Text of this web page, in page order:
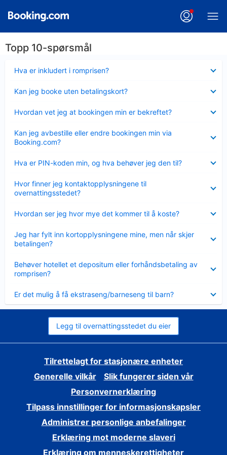
Topp 10-spørsmål
Hva er inkludert i romprisen?
mindre
Kan jeg booke uten betalingskort?
mindre
Hvordan vet jeg at bookingen min er bekreftet?
mindre
Kan jeg avbestille eller endre bookingen min via
Booking.com?
mindre
Hva er PIN-koden min, og hva behøver jeg den til?
mindre
Hvor finner jeg kontaktopplysningene til
overnattingsstedet?
mindre
Hvordan ser jeg hvor mye det kommer til å koste?
mindre
Jeg har fylt inn kortopplysningene mine, men når skjer
betalingen?
mindre
Behøver hotellet et depositum eller forhåndsbetaling av
romprisen?
mindre
Er det mulig å få ekstraseng/barneseng til barn?
mindre
Legg til overnattingsstedet du eier
Tilrettelagt for stasjonære enheter
Generelle vilkår
Slik fungerer siden vår
Personvernerklæring
Tilpass innstillinger for informasjonskapsler
Administrer personlige anbefalinger
Erklæring mot moderne slaveri
Erklæring om menneskerettigheter